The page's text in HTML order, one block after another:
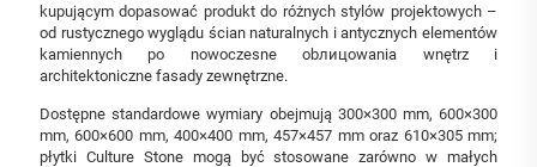
kupującym dopasować produkt do różnych stylów projektowych –
od rustycznego wyglądu ścian naturalnych i antycznych elementów
kamiennych po nowoczesne obлицowania wnętrz i
architektoniczne fasady zewnętrzne.
Dostępne standardowe wymiary obejmują 300×300 mm, 600×300
mm, 600×600 mm, 400×400 mm, 457×457 mm oraz 610×305 mm;
płytki Culture Stone mogą być stosowane zarówno w małych